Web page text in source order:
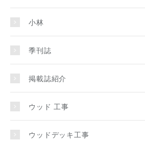
小林
季刊誌
掲載誌紹介
ウッド 工事
ウッドデッキ工事